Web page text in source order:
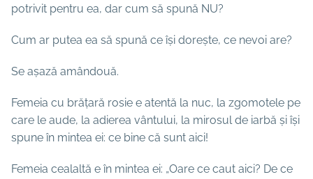
potrivit pentru ea, dar cum să spună NU?
Cum ar putea ea să spună ce își dorește, ce nevoi are?
Se așază amândouă.
Femeia cu brățară rosie e atentă la nuc, la zgomotele pe
care le aude, la adierea vântului, la mirosul de iarbă și își
spune în mintea ei: ce bine că sunt aici!
Femeia cealaltă e în mintea ei: „Oare ce caut aici? De ce